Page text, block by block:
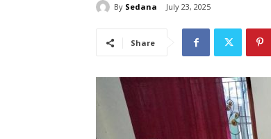
By Sedana July 23, 2025
Share